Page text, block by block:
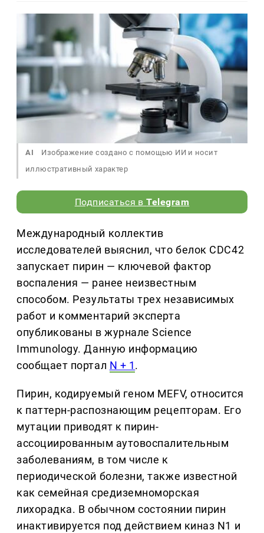
AI
Изображение создано с помощью ИИ и носит
иллюстративный характер
Подписаться вTelegram
Международный коллектив
исследователей выяснил, что белок CDC42
запускает пирин — ключевой фактор
воспаления — ранее неизвестным
способом. Результаты трех независимых
работ и комментарий эксперта
опубликованы в журнале Science
Immunology. Данную информацию
сообщает портал N + 1.
Пирин, кодируемый геном MEFV, относится
к паттерн-распознающим рецепторам. Его
мутации приводят к пирин-
ассоциированным аутовоспалительным
заболеваниям, в том числе к
периодической болезни, также известной
как семейная средиземноморская
лихорадка. В обычном состоянии пирин
инактивируется под действием киназ N1 и